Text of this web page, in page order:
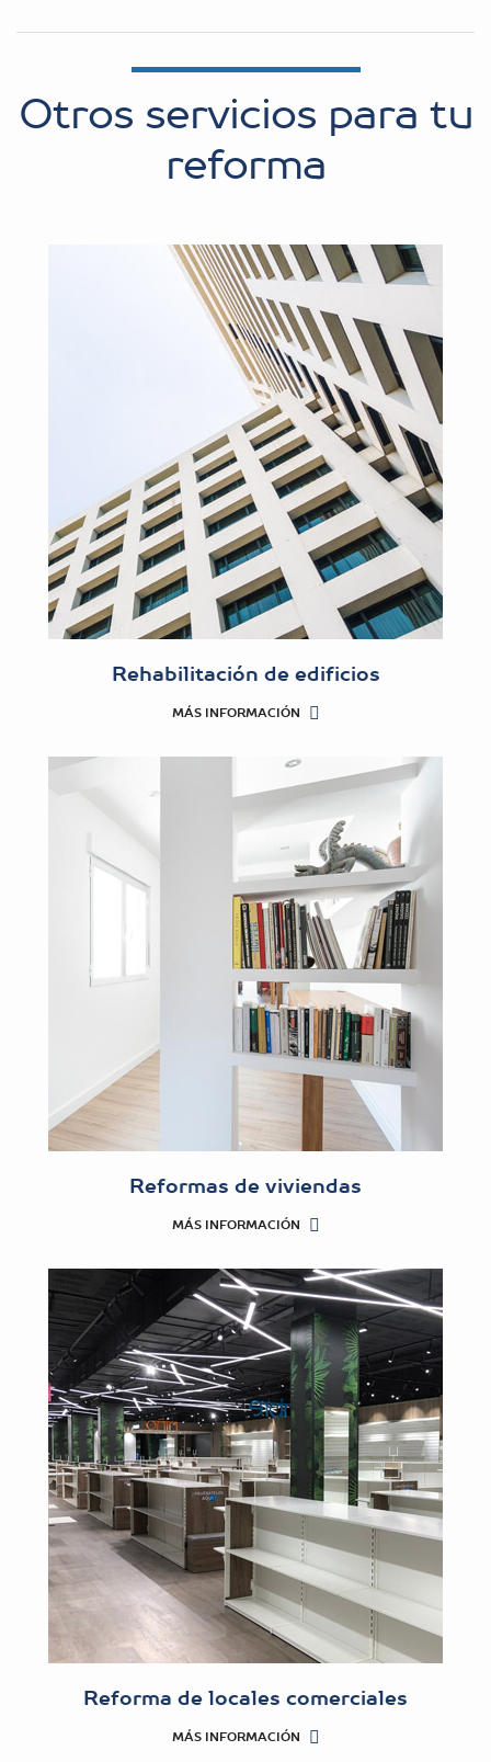
Otros servicios para tu
reforma
Rehabilitación de edificios
MÁS INFORMACIÓN
Reformas de viviendas
MÁS INFORMACIÓN
Reforma de locales comerciales
MÁS INFORMACIÓN